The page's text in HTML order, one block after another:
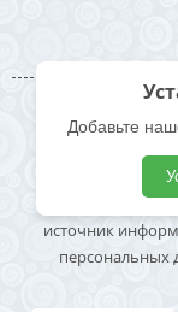
© 2026
согласованию с
источник
персональных
Добавьте